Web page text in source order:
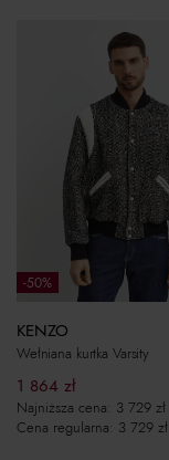
-50%
KENZO
Wełniana kurtka Varsity
1 864 zł
Najniższa cena: 3 729 zł
Cena regularna: 3 729 zł